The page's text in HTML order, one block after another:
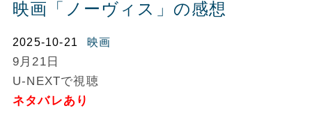
映画「ノーヴィス」の感想
2025-10-21 映画
9月21日
U-NEXTで視聴
ネタバレあり